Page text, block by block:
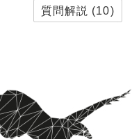
質問解説 (10)